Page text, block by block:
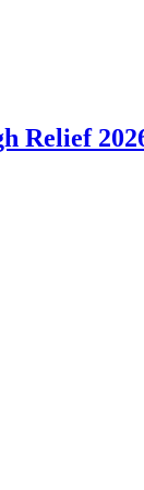
Relief